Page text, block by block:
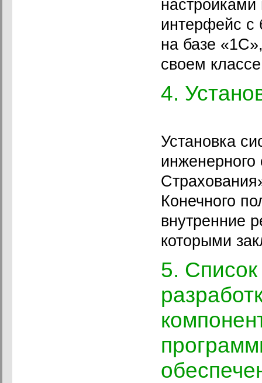
интерфейс с
на базе
своем
4.
Установка
Конечного
внутренние
которыми
5.